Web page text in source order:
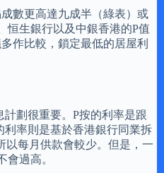
數更高達九成半（綠表）或
恒生銀行以及中銀香港的P值
作比較，鎖定最低的居屋利
劃很重要。P按的利率是跟
率則是基於香港銀行同業拆
以每月供款會較少。但是，一
過高。